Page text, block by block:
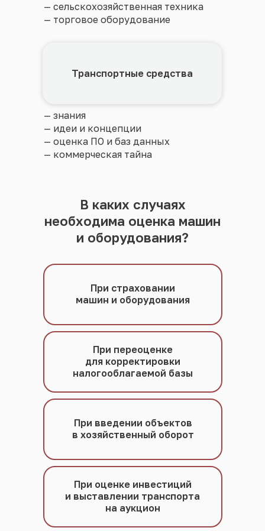
Транспортные средства
— знания
— идеи и концепции
— оценка ПО и баз данных
— коммерческая тайна
— сельскохозяйственная техника
— торговое оборудование
В каких случаях
необходима оценка машин
и оборудования?
При страховании
машин и оборудования
При оценке инвестиций
и выставлении транспорта
на аукцион
При переоценке
для корректировки
налогооблагаемой базы
При введении объектов
в хозяйственный оборот